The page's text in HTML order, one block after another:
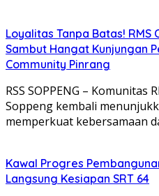
Loyalitas Tanpa Batas! RMS
Sambut Hangat Kunjungan
Community Pinrang
RSS SOPPENG – Komunitas
Soppeng kembali
memperkuat kebersamaan
Kawal Progres
Langsung Kesiapan SRT 64